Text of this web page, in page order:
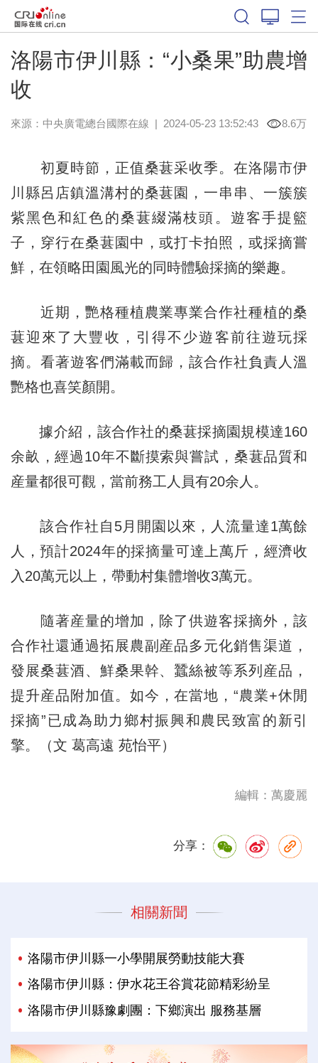
洛陽市伊川縣：“小桑果”助農增
收
來源：中央廣電總台國際在線 | 2024-05-23 13:52:43 8.6万
初夏時節，正值桑葚采收季。在洛陽市伊
川縣呂店鎮溫溝村的桑葚園，一串串、一簇簇
紫黑色和紅色的桑葚綴滿枝頭。遊客手提籃
子，穿行在桑葚園中，或打卡拍照，或採摘嘗
鮮，在領略田園風光的同時體驗採摘的樂趣。
近期，艷格種植農業專業合作社種植的桑
葚迎來了大豐收，引得不少遊客前往遊玩採
摘。看著遊客們滿載而歸，該合作社負責人溫
艷格也喜笑顏開。
據介紹，該合作社的桑葚採摘園規模達160
余畝，經過10年不斷摸索與嘗試，桑葚品質和
産量都很可觀，當前務工人員有20余人。
該合作社自5月開園以來，人流量達1萬餘
人，預計2024年的採摘量可達上萬斤，經濟收
入20萬元以上，帶動村集體增收3萬元。
隨著産量的增加，除了供遊客採摘外，該
合作社還通過拓展農副産品多元化銷售渠道，
發展桑葚酒、鮮桑果幹、蠶絲被等系列産品，
提升産品附加值。如今，在當地，“農業+休閒
採摘”已成為助力鄉村振興和農民致富的新引
擎。（文 葛高遠 苑怡平）
編輯：萬慶麗
分享：
相關新聞
洛陽市伊川縣一小學開展勞動技能大賽
洛陽市伊川縣：伊水花王谷賞花節精彩紛呈
洛陽市伊川縣豫劇團：下鄉演出 服務基層